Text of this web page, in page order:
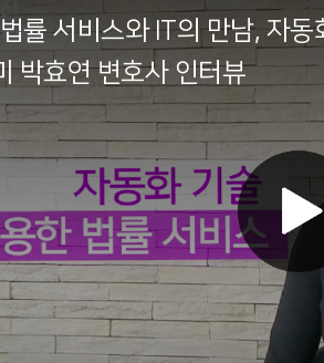
률 서비스와 IT의 만남, 자
박효연 변호사 인터뷰